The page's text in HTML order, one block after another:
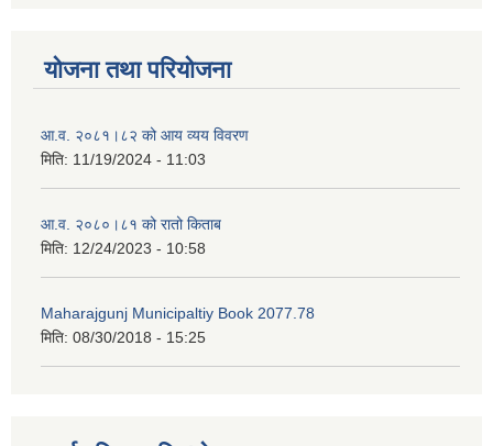
योजना तथा परियोजना
आ.व. २०८१।८२ को आय व्यय विवरण
मिति: 11/19/2024 - 11:03
आ.व. २०८०।८१ को रातो किताब
मिति: 12/24/2023 - 10:58
Maharajgunj Municipaltiy Book 2077.78
मिति: 08/30/2018 - 15:25